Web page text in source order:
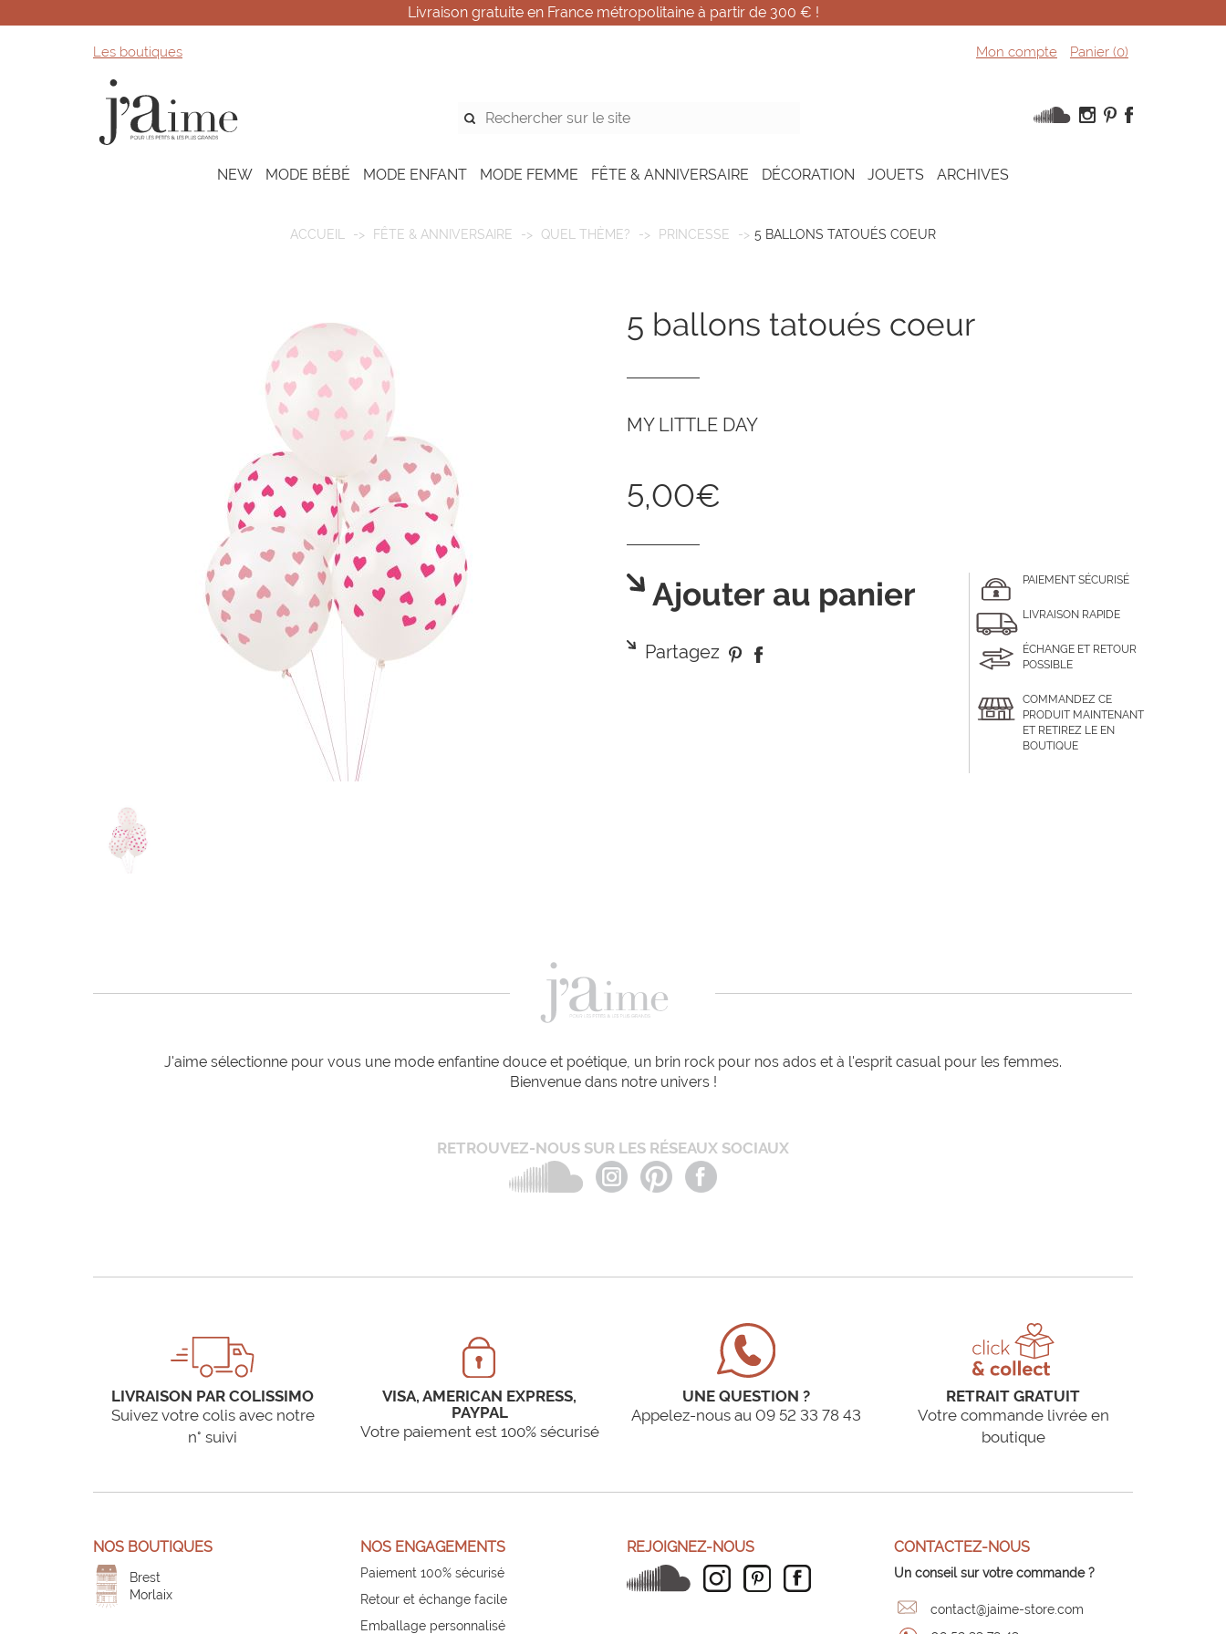
Livraison gratuite en France métropolitaine à partir de 300 € !
Les boutiques Mon compte Panier (0)
NEW MODE BÉBÉ MODE ENFANT MODE FEMME FÊTE & ANNIVERSAIRE DÉCORATION JOUETS ARCHIVES
ACCUEIL FÊTE & ANNIVERSAIRE QUEL THÈME? PRINCESSE 5 BALLONS TATOUÉS COEUR
5 ballons tatoués coeur
MY LITTLE DAY
5,00€
Ajouter au panier
Partagez
PAIEMENT SÉCURISÉ
LIVRAISON RAPIDE
ÉCHANGE ET RETOUR
POSSIBLE
COMMANDEZ CE
PRODUIT MAINTENANT
ET RETIREZ LE EN
BOUTIQUE
J'aime sélectionne pour vous une mode enfantine douce et poétique, un brin rock pour nos ados et à l'esprit casual pour les femmes.
Bienvenue dans notre univers !
RETROUVEZ-NOUS SUR LES RÉSEAUX SOCIAUX
LIVRAISON PAR COLISSIMO
Suivez votre colis avec notre
n° suivi
VISA, AMERICAN EXPRESS,
PAYPAL
Votre paiement est 100% sécurisé
UNE QUESTION ?
Appelez-nous au 09 52 33 78 43
RETRAIT GRATUIT
Votre commande livrée en
boutique
NOS BOUTIQUES
Brest
Morlaix
NOS ENGAGEMENTS
Paiement 100% sécurisé
Retour et échange facile
Emballage personnalisé
REJOIGNEZ-NOUS CONTACTEZ-NOUS
Un conseil sur votre commande ?
contact@jaime-store.com